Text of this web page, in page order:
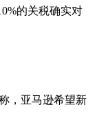
的关税确实对
，亚马逊希望新